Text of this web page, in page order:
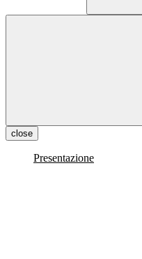
close
Presentazione